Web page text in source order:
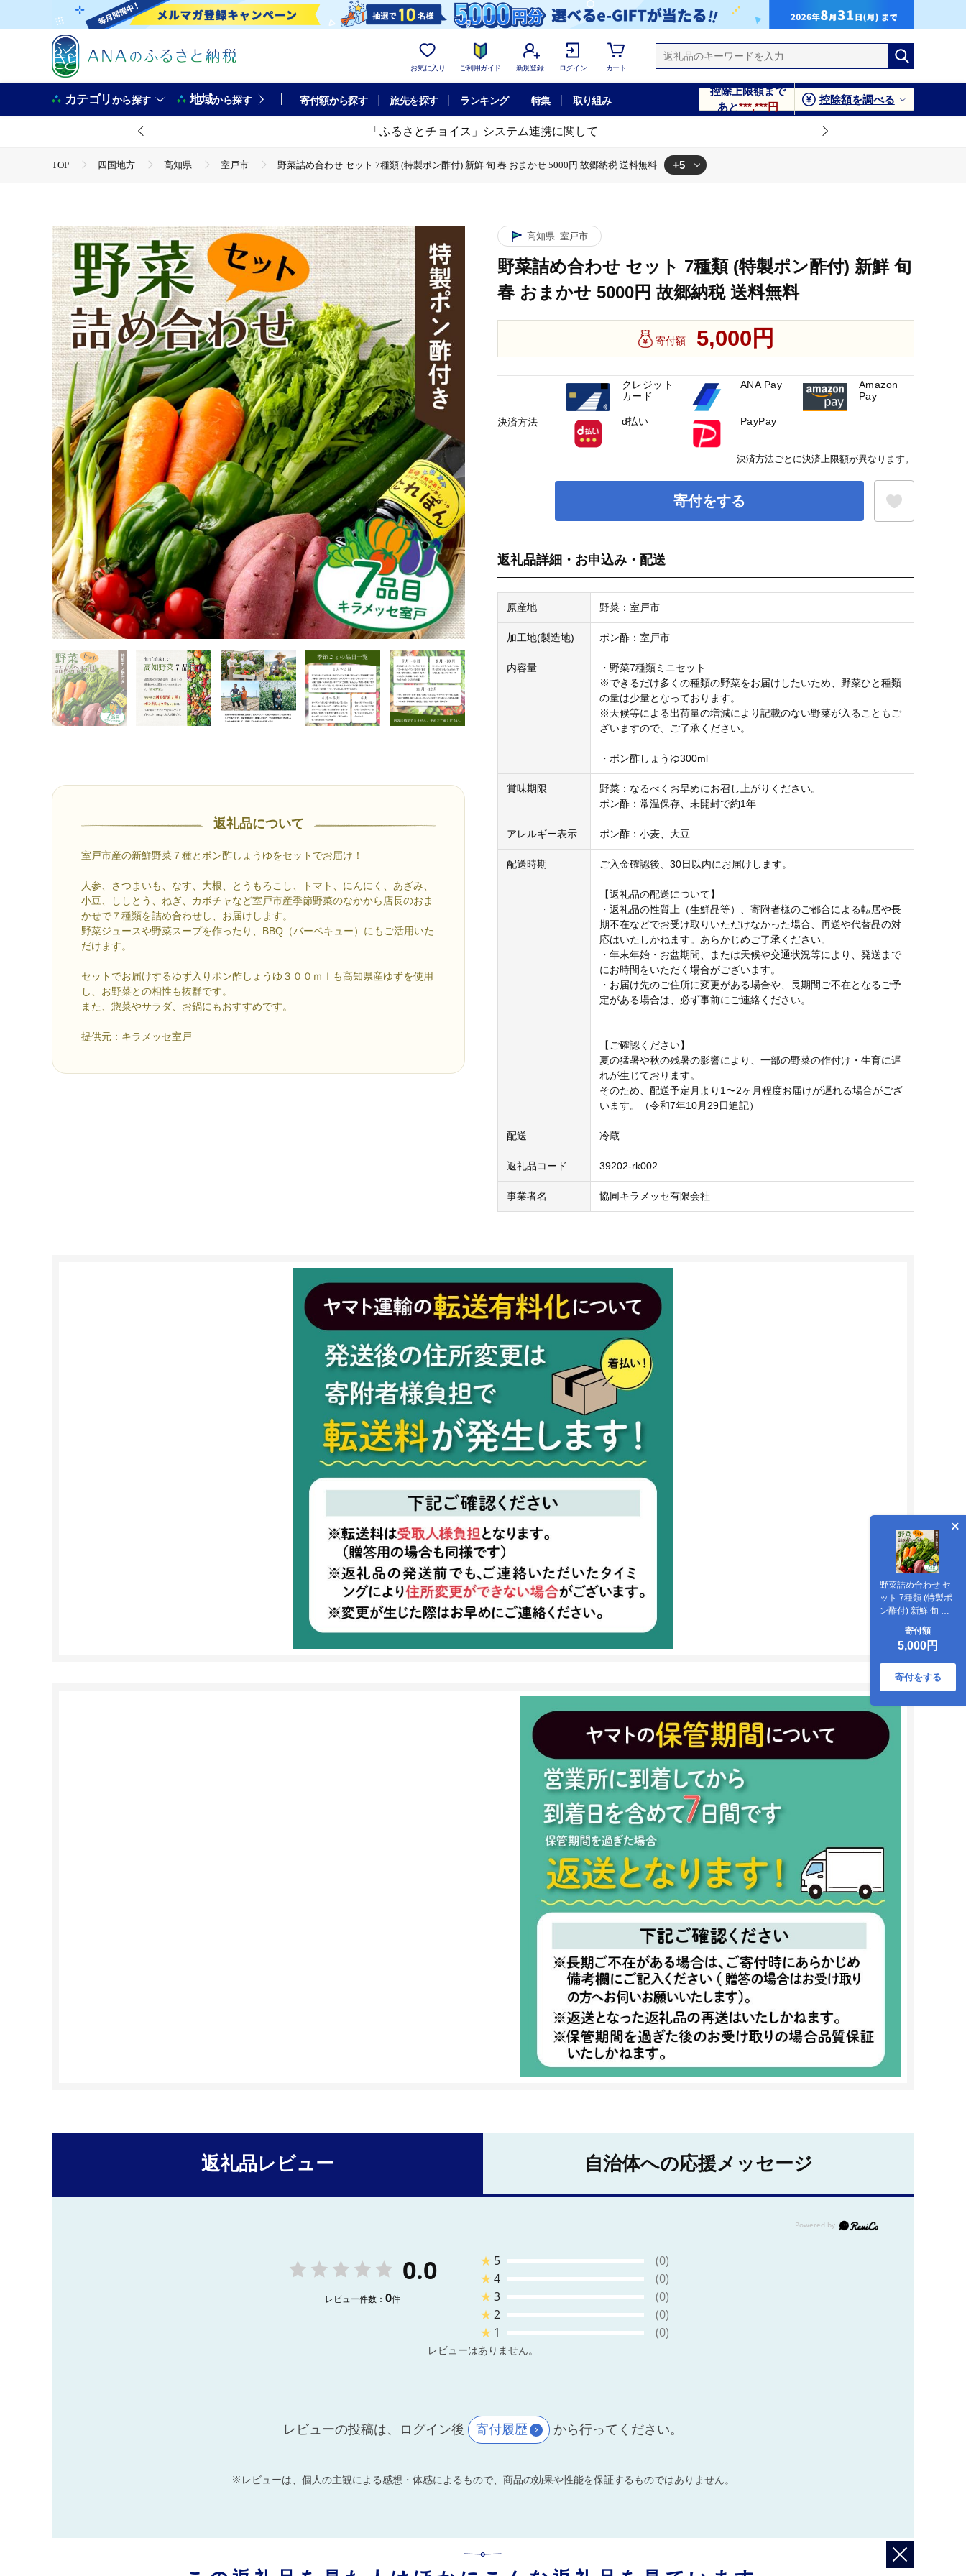
お気に入り ご利用ガイド 新規登録 ログイン カート
カテゴリから探す 地域から探す 寄付額から探す 旅先を探す ランキング 特集 取り組み
控除上限額まで
あと***,***円
控除額を調べる
「ふるさとチョイス」システム連携に関して
TOP 四国地方 高知県 室戸市 野菜詰め合わせ セット 7種類 (特製ポン酢付) 新鮮 旬 春 おまかせ 5000円 故郷納税 送料無料 +5
TOP
野菜 ねぎ・玉ねぎ 野菜詰め合わせ セット 7種類 (特製ポン酢付) 新鮮 旬 春 おまかせ 5000円 故郷納税 送料無料
返礼品について
室戸市産の新鮮野菜７種とポン酢しょうゆをセットでお届け！
人参、さつまいも、なす、大根、とうもろこし、トマト、にんにく、あざみ、
小豆、ししとう、ねぎ、カボチャなど室戸市産季節野菜のなかから店長のおま
かせで７種類を詰め合わせし、お届けします。
野菜ジュースや野菜スープを作ったり、BBQ（バーベキュー）にもご活用いた
だけます。
セットでお届けするゆず入りポン酢しょうゆ３００ｍｌも高知県産ゆずを使用
し、お野菜との相性も抜群です。
また、惣菜やサラダ、お鍋にもおすすめです。
提供元：キラメッセ室戸
高知県 室戸市
野菜詰め合わせ セット 7種類 (特製ポン酢付) 新鮮 旬
春 おまかせ 5000円 故郷納税 送料無料
寄付額 5,000円
寄付をする
野菜詰め合わせ セ
ット 7種類 (特製ポ
ン酢付) 新鮮 旬 春
郷納税 送料無料
寄付額
5,000円
寄付をする
返礼品詳細・お申込み・配送
原産地 野菜：室戸市
加工地(製造地) ポン酢：室戸市
内容量
・野菜7種類ミニセット
※できるだけ多くの種類の野菜をお届けしたいため、野菜ひと種類
の量は少量となっております。
※天候等による出荷量の増減により記載のない野菜が入ることもご
ざいますので、ご了承ください。
・ポン酢しょうゆ300ml
賞味期限
野菜：なるべくお早めにお召し上がりください。
ポン酢：常温保存、未開封で約1年
アレルギー表示 ポン酢：小麦、大豆
配送時期 ご入金確認後、30日以内にお届けします。
【返礼品の配送について】
・返礼品の性質上（生鮮品等）、寄附者様のご都合による転居や長
期不在などでお受け取りいただけなかった場合、再送や代替品の対
応はいたしかねます。あらかじめご了承ください。
・年末年始・お盆期間、または天候や交通状況等により、発送まで
にお時間をいただく場合がございます。
・お届け先のご住所に変更がある場合や、長期間ご不在となるご予
定がある場合は、必ず事前にご連絡ください。
【ご確認ください】
夏の猛暑や秋の残暑の影響により、一部の野菜の作付け・生育に遅
れが生じております。
そのため、配送予定月より1〜2ヶ月程度お届けが遅れる場合がござ
います。（令和7年10月29日追記）
配送 冷蔵
返礼品コード 39202-rk002
事業者名 協同キラメッセ有限会社
決済方法
クレジット
カード
ANA Pay
Amazon
Pay
d払い PayPay
決済方法ごとに決済上限額が異なります。
返礼品レビュー 自治体への応援メッセージ
0.0
レビュー件数： 0件
★ 5
(0)
★4
(0)
★3
(0)
★2
(0)
★ 1 (0)
レビューはありません。
レビューの投稿は、ログイン後 寄付履歴 から行ってください。
※レビューは、個人の主観による感想・体感によるもので、商品の効果や性能を保証するものではありません。